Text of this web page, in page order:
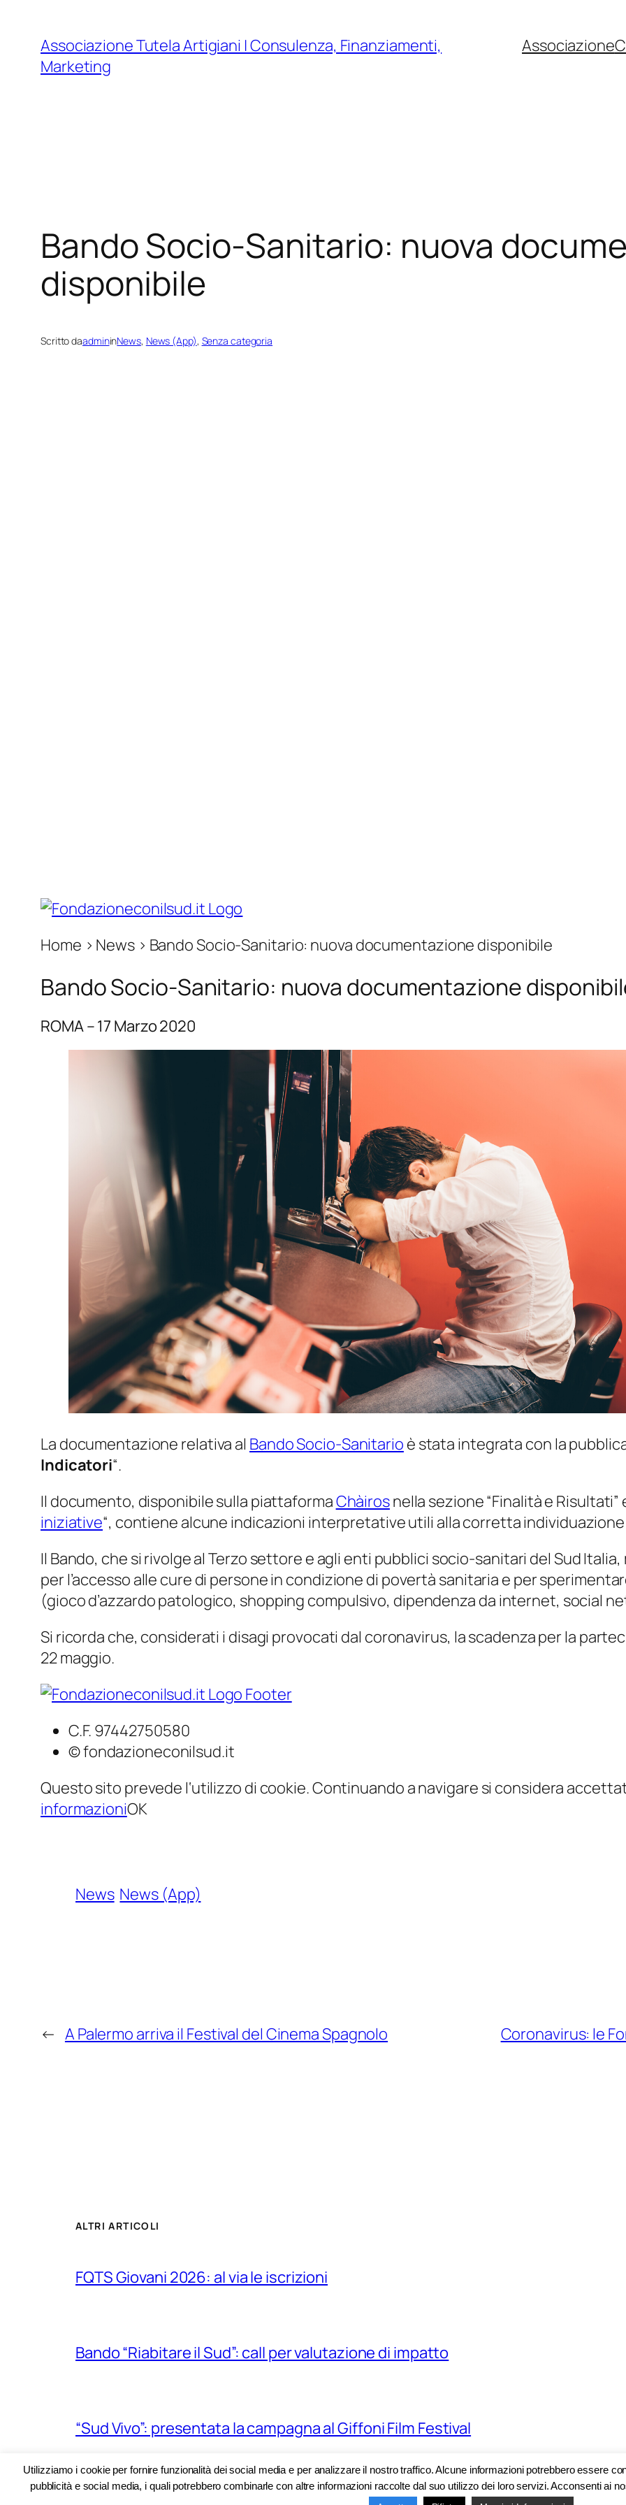
contenuto
Associazione Tutela Artigiani | Consulenza, Finanziamenti,
Marketing
Associazione
Bando Socio-Sanitario: nuova
disponibile
Scritto daadmininNews, News (App), Senza categoria
Home › News › Bando Socio-Sanitario: nuova documentazione disponibile
Bando Socio-Sanitario: nuova documentazione
ROMA – 17 Marzo 2020
La documentazione relativa al Bando Socio-Sanitario è stata integrata con la
Indicatori“.
Il documento, disponibile sulla piattaformaChàirosnella sezione “Finalità e
iniziative“, contiene alcune indicazioni interpretative utili alla corretta
Il Bando, che si rivolge al Terzo settore e agli enti pubblici socio-sanitari del Sud
per l’accesso alle cure di persone in condizione di povertà sanitaria e per
(gioco d’azzardo patologico, shopping compulsivo, dipendenza da internet, social
Si ricorda che, considerati i disagi provocati dal coronavirus, la scadenza per la
22 maggio.
C.F. 97442750580
© fondazioneconilsud.it
Questo sito prevede l‘utilizzo di cookie. Continuando a navigare si considera
informazioniOK
News News (App)
← A Palermo arriva il Festival del Cinema Spagnolo Coronavirus: le
ALTRI ARTICOLI
FQTS Giovani 2026: al via le iscrizioni
Bando “Riabitare il Sud”: call per valutazione di impatto
“Sud Vivo”: presentata la campagna al Giffoni Film Festival
Utilizziamo i cookie per fornire funzionalità dei social media e per analizzare il nostro traffico. Alcune informazioni potrebbero essere
pubblicità e social media, i quali potrebbero combinarle con altre informazioni raccolte dal suo utilizzo dei loro servizi. Acconsenti ai